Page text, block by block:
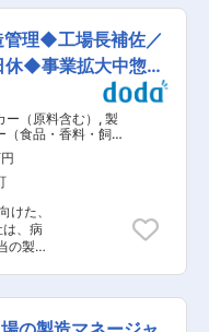
同社の
頼・
主義に
しっ
成長
アー化
情報の
総合
舗展
造工
パート
設備修
監査、
、改善
、シフ
内、又
カー
、シャ
コロ
ター
国内ト
大手
。取り
大きな
管理◆工場長補佐／
◆事業拡大中惣菜
（原料含む） , 製
（食品・香料・飼
・香料・飼料）
けた、
、病
の製
・
不足が